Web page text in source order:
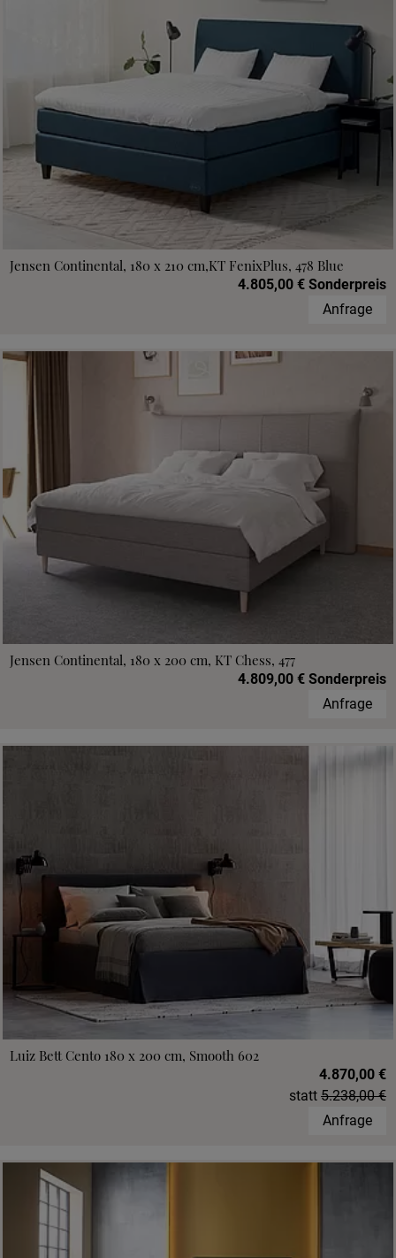
Jensen Continental, 180 x 210 cm,KT FenixPlus, 478 Blue
4.805,00 € Sonderpreis
Anfrage
Jensen Continental, 180 x 200 cm, KT Chess, 477
4.809,00 € Sonderpreis
Anfrage
Luiz Bett Cento 180 x 200 cm, Smooth 602
4.870,00 €
statt 5.238,00 €
Anfrage